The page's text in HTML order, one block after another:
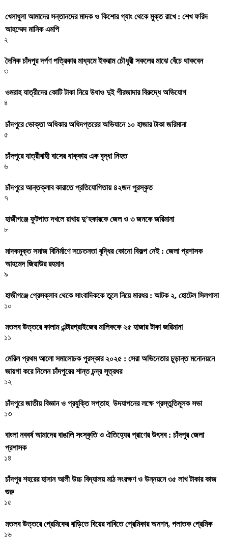
খেলাধুলা আমাদের সন্তানদের মাদক ও কিশোর গ্যাং থেকে মুক্ত রাখে : শেখ ফরিদ
আহম্মেদ মানিক এমপি
২
দৈনিক চাঁদপুর দর্পণ পত্রিকার মাধ্যমে ইকরাম চৌধুরী সকলের মাঝে বেঁচে থাকবেন
৩
ওমরাহ যাত্রীদের কোটি টাকা নিয়ে উধাও দুই পীরজাদার বিরুদ্ধে অভিযোগ
৪
চাঁদপুরে ভোক্তা অধিকার অধিদপ্তরের অভিযানে ১০ হাজার টাকা জরিমানা
৫
চাঁদপুরে যাত্রীবাহী বাসের ধাক্কায় এক বৃদ্ধা নিহত
৬
চাঁদপুরে আন্তক্লাব কারাতে প্রতিযোগিতায় ৪২জন পুরস্কৃত
৭
হাজীগঞ্জে ফুটপাত দখলে রাখায় দু’হকারকে জেল ও ৩ জনকে জরিমানা
৮
মাদকমুক্ত সমাজ বিনির্মাণে সচেতনতা বৃদ্ধির কোনো বিকল্প নেই : জেলা প্রশাসক
আহমেদ জিয়াউর রহমান
৯
হাজীগঞ্জে প্রেসক্লাব থেকে সাংবাদিককে তুলে নিয়ে মারধর : আটক ২, হোটেল সিলগালা
১০
মতলব উত্তরে কালাম এন্টারপ্রাইজের মালিককে ২৫ হাজার টাকা জরিমানা
১১
মেরিল প্রথম আলো সমালোচক পুরস্কার ২০২৫ : সেরা অভিনেতার চূড়ান্ত মনোনয়নে
জায়গা করে নিলেন চাঁদপুরের শান্ত চন্দ্র সূত্রধর
১২
চাঁদপুরে জাতীয় বিজ্ঞান ও প্রযুক্তি সপ্তাহ উদযাপনের লক্ষে প্রস্তুতিমূলক সভা
১৩
বাংলা নববর্ষ আমাদের বাঙালি সংস্কৃতি ও ঐতিহ্যের প্রাণের উৎসব : চাঁদপুর জেলা
প্রশাসক
১৪
চাঁদপুর শহরের হাসান আলী উচ্চ বিদ্যালয় মাঠ সংরক্ষণ ও উন্নয়নে ৩৫ লাখ টাকার কাজ
শুরু
১৫
মতলব উত্তরে প্রেমিকের বাড়িতে বিয়ের দাবিতে প্রেমিকার অনশন, পলাতক প্রেমিক
১৬